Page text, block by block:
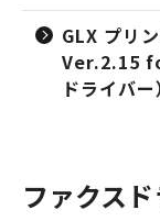
GLX プリ
Ver.2.15
ドライバー）
ファクス